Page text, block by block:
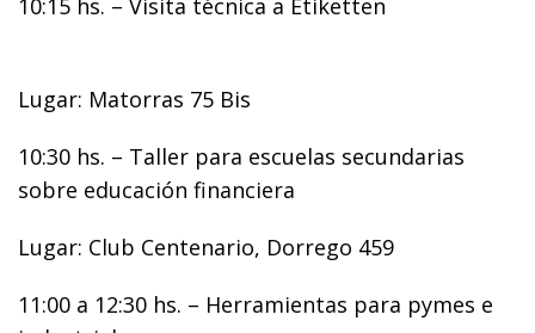
Lugar: Matorras 75 Bis
10:30 hs. – Taller para escuelas secundarias
sobre educación financiera
Lugar: Club Centenario, Dorrego 459
11:00 a 12:30 hs. – Herramientas para pymes e